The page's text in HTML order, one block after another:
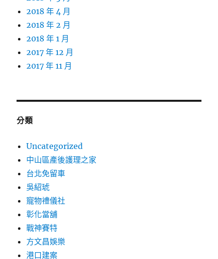
2018 年 4 月
2018 年 2 月
2018 年 1 月
2017 年 12 月
2017 年 11 月
分類
Uncategorized
中山區產後護理之家
台北免留車
吳紹琥
寵物禮儀社
彰化當舖
戰神賽特
方文昌娛樂
港口建案